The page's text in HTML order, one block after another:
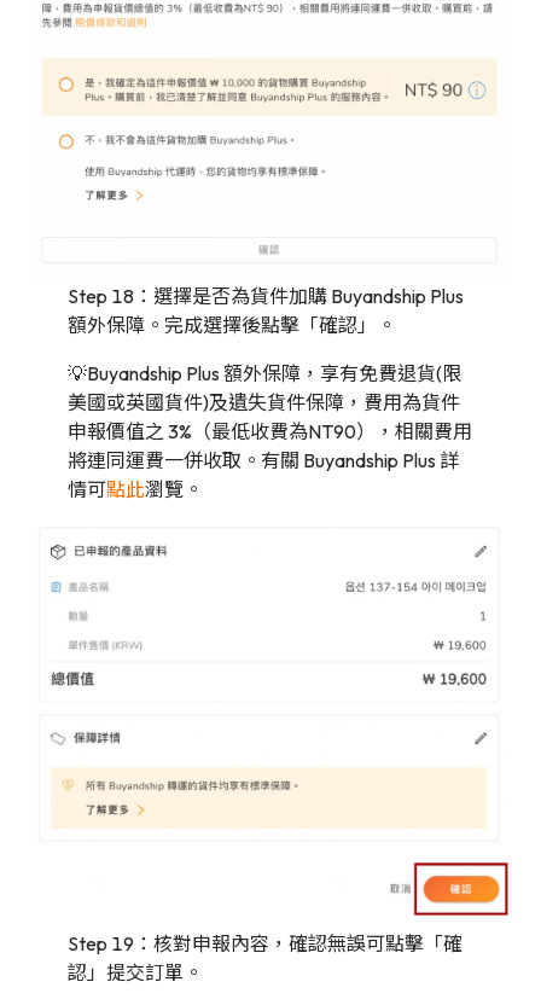
Step 18：選擇是否為貨件加購 Buyandship Plus
額外保障。完成選擇後點擊「確認」。
💡Buyandship Plus 額外保障，享有免費退貨(限
美國或英國貨件)及遺失貨件保障，費用為貨件
申報價值之 3%（最低收費為NT90），相關費用
將連同運費一併收取。有關 Buyandship Plus 詳
情可點此瀏覽。
Step 19：核對申報內容，確認無誤可點擊「確
認」提交訂單。